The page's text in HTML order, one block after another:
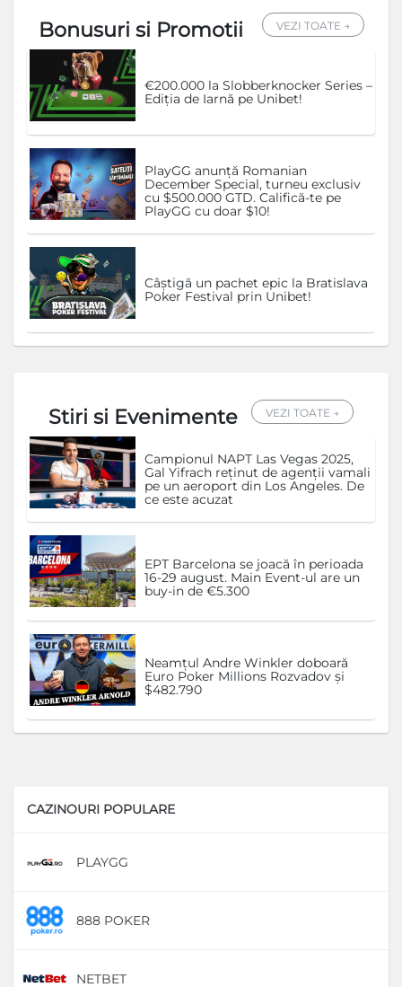
Bonusuri si Promotii VEZI TOATE →
€200.000 la Slobberknocker Series –
Ediția de Iarnă pe Unibet!
PlayGG anunță Romanian
December Special, turneu exclusiv
cu $500.000 GTD. Califică-te pe
PlayGG cu doar $10!
Câștigă un pachet epic la Bratislava
Poker Festival prin Unibet!
Stiri si Evenimente VEZI TOATE →
Campionul NAPT Las Vegas 2025,
Gal Yifrach reținut de agenții vamali
pe un aeroport din Los Angeles. De
ce este acuzat
EPT Barcelona se joacă în perioada
16-29 august. Main Event-ul are un
buy-in de €5.300
Neamțul Andre Winkler doboară
Euro Poker Millions Rozvadov și
$482.790
CAZINOURI POPULARE
PLAYGG
888 POKER
NETBET